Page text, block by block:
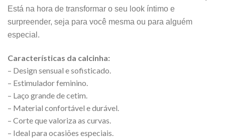
Está na hora de transformar o seu look íntimo e
surpreender, seja para você mesma ou para alguém
especial.
Características da calcinha:
– Design sensual e sofisticado.
– Estimulador feminino.
– Laço grande de cetim.
– Material confortável e durável.
– Corte que valoriza as curvas.
– Ideal para ocasiões especiais.